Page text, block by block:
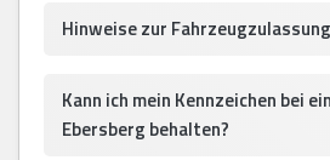
Hinweise zur
Kann ich mein Kennzeichen bei
Ebersberg behalten?